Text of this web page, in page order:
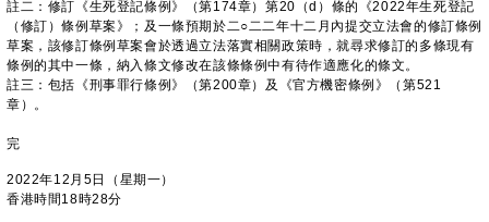
註二：修訂《生死登記條例》（第174章）第20（d）條的《2022年生死登記
（修訂）條例草案》；及一條預期於二○二二年十二月內提交立法會的修訂條例
草案，該修訂條例草案會於透過立法落實相關政策時，就尋求修訂的多條現有
條例的其中一條，納入條文修改在該條條例中有待作適應化的條文。
註三：包括《刑事罪行條例》（第200章）及《官方機密條例》（第521
章）。
完
2022年12月5日（星期一）
香港時間18時28分